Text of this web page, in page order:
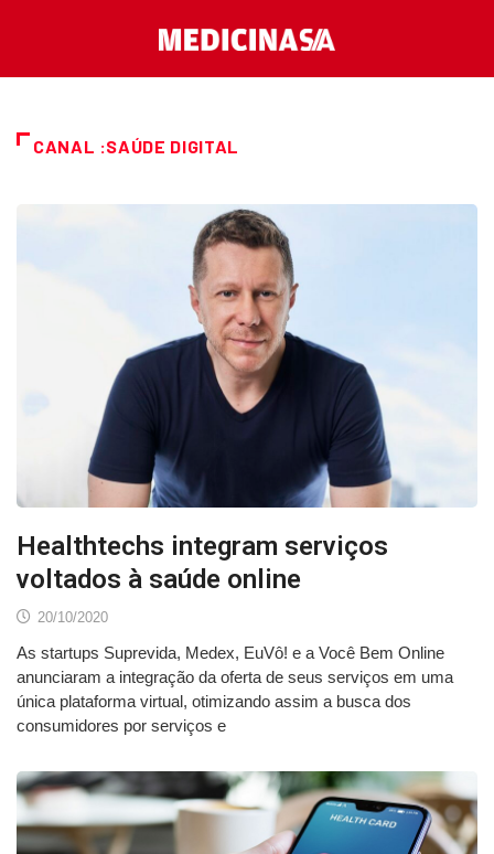
CANAL :SAÚDE DIGITAL
Healthtechs integram serviços
voltados à saúde online
20/10/2020
As startups Suprevida, Medex, EuVô! e a Você Bem Online
anunciaram a integração da oferta de seus serviços em uma
única plataforma virtual, otimizando assim a busca dos
consumidores por serviços e